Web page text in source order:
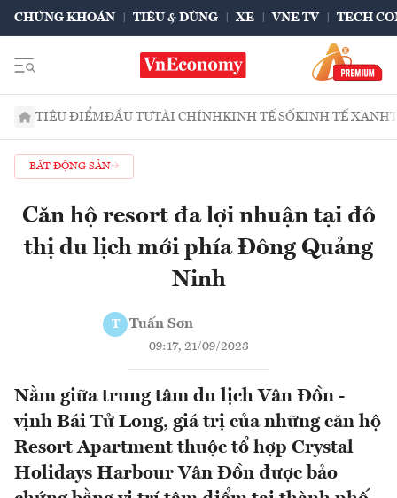
CHỨNG KHOÁN TIÊU & DÙNG XE VNE TV TECH
TIÊU ĐIỂMĐẦU TƯTÀI CHÍNHKINH TẾ SỐKINH TẾ XANH
BẤT ĐỘNG SẢN
Căn hộ resort đa lợi nhuận tại đô
thị du lịch mới phía Đông Quảng
Ninh
T Tuấn Sơn
09:17, 21/09/2023
Nằm giữa trung tâm du lịch Vân Đồn -
vịnh Bái Tử Long, giá trị của những căn hộ
Resort Apartment thuộc tổ hợp Crystal
Holidays Harbour Vân Đồn được bảo